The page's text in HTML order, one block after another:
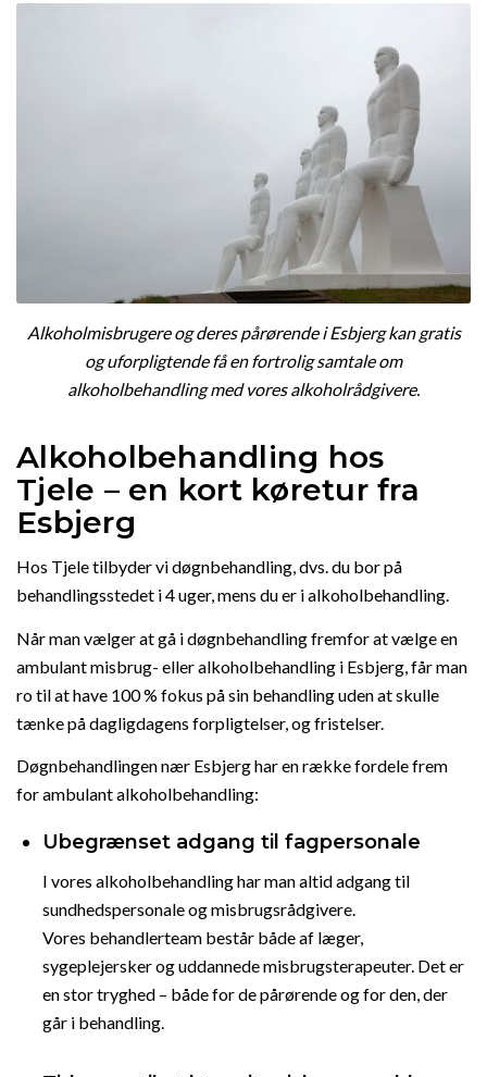
Alkoholmisbrugere og deres pårørende i Esbjerg kan gratis
og uforpligtende få en fortrolig samtale om
alkoholbehandling med vores alkoholrådgivere.
Alkoholbehandling hos
Tjele – en kort køretur fra
Esbjerg
Hos Tjele tilbyder vi døgnbehandling, dvs. du bor på
behandlingsstedet i 4 uger, mens du er i alkoholbehandling.
Når man vælger at gå i døgnbehandling fremfor at vælge en
ambulant misbrug- eller alkoholbehandling i Esbjerg, får man
ro til at have 100 % fokus på sin behandling uden at skulle
tænke på dagligdagens forpligtelser, og fristelser.
Døgnbehandlingen nær Esbjerg har en række fordele frem
for ambulant alkoholbehandling:
Ubegrænset adgang til fagpersonale
I vores alkoholbehandling har man altid adgang til
sundhedspersonale og misbrugsrådgivere.
Vores behandlerteam består både af læger,
sygeplejersker og uddannede misbrugsterapeuter. Det er
en stor tryghed – både for de pårørende og for den, der
går i behandling.